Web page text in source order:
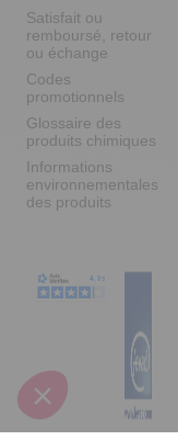
Satisfait ou
remboursé, retour
ou échange
Codes
promotionnels
Glossaire des
produits chimiques
Informations
environnementales
des produits